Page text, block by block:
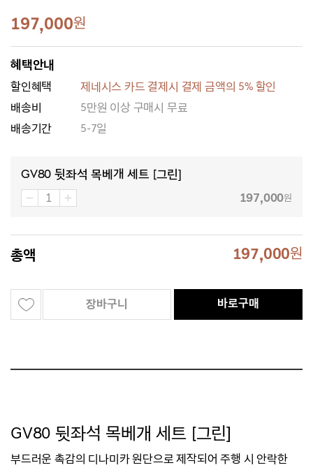
197,000원
혜택안내
할인혜택
제네시스 카드 결제시 결제 금액의 5% 할인
배송비
5만원 이상 구매시 무료
배송기간
5-7일
GV80 뒷좌석 목베개 세트 [그린]
197,000원
총액 197,000원
장바구니 바로구매
GV80 뒷좌석 목베개 세트 [그린]
부드러운 촉감의 디나미카 원단으로 제작되어주행 시안락한